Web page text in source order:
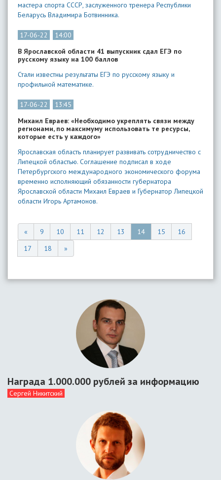
мастера спорта СССР, заслуженного тренера Республики
Беларусь Владимира Ботвинника.
17-06-22
14:00
​В Ярославской области 41 выпускник сдал ЕГЭ по
русскому языку на 100 баллов
Стали известны результаты ЕГЭ по русскому языку и
профильной математике.
17-06-22
13:45
Михаил Евраев: «Необходимо укреплять связи между
регионами, по максимуму использовать те ресурсы,
которые есть у каждого»
Ярославская область планирует развивать сотрудничество с
Липецкой областью. Соглашение подписал в ходе
Петербургского международного экономического форума
временно исполняющий обязанности губернатора
Ярославской области Михаил Евраев и Губернатор Липецкой
области Игорь Артамонов.
« 9 10 11 12 13 14 15
16
17
18 »
Награда 1.000.000 рублей за информацию
Сергей Никитский